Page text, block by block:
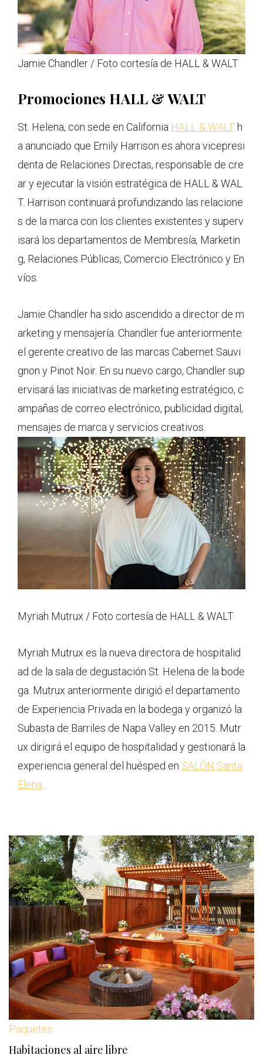
Jamie Chandler / Foto cortesía de HALL & WALT
Promociones HALL & WALT
St. Helena, con sede en California HALL & WALT h
a anunciado que Emily Harrison es ahora vicepresi
denta de Relaciones Directas, responsable de cre
ar y ejecutar la visión estratégica de HALL & WAL
T. Harrison continuará profundizando las relacione
s de la marca con los clientes existentes y superv
isará los departamentos de Membresía, Marketin
g, Relaciones Públicas, Comercio Electrónico y En
víos.
Jamie Chandler ha sido ascendido a director de m
arketing y mensajería. Chandler fue anteriormente
el gerente creativo de las marcas Cabernet Sauvi
gnon y Pinot Noir. En su nuevo cargo, Chandler sup
ervisará las iniciativas de marketing estratégico, c
ampañas de correo electrónico, publicidad digital,
mensajes de marca y servicios creativos.
Myriah Mutrux / Foto cortesía de HALL & WALT
Myriah Mutrux es la nueva directora de hospitalid
ad de la sala de degustación St. Helena de la bode
ga. Mutrux anteriormente dirigió el departamento
de Experiencia Privada en la bodega y organizó la
Subasta de Barriles de Napa Valley en 2015. Mutr
ux dirigirá el equipo de hospitalidad y gestionará la
experiencia general del huésped en SALÓN Santa
Elena
Paquetes
Habitaciones al aire libre